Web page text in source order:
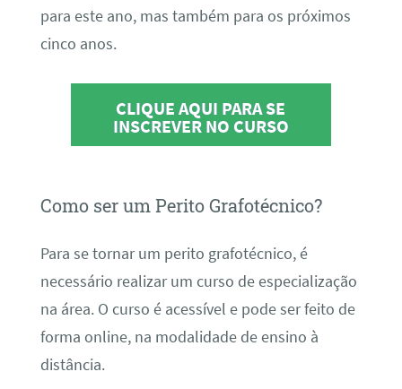
para este ano, mas também para os próximos
cinco anos.
CLIQUE AQUI PARA SE
INSCREVER NO CURSO
Como ser um Perito Grafotécnico?
Para se tornar um perito grafotécnico, é
necessário realizar um curso de especialização
na área. O curso é acessível e pode ser feito de
forma online, na modalidade de ensino à
distância.